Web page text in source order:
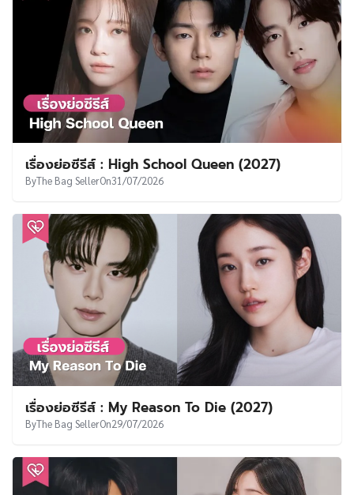
เรื่องย่อซีรีส์ : High School Queen (2027)
ByThe Bag SellerOn31/07/2026
เรื่องย่อซีรีส์ : My Reason To Die (2027)
ByThe Bag SellerOn29/07/2026